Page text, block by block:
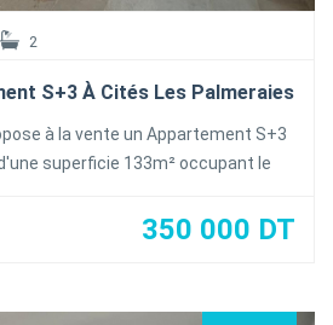
2
S+3 À Cités Les Palmeraies
à la vente un Appartement S+3
superficie 133m² occupant le
commodités à L'Aouina Cités les
une salle à manger ouvrant
350 000 DT